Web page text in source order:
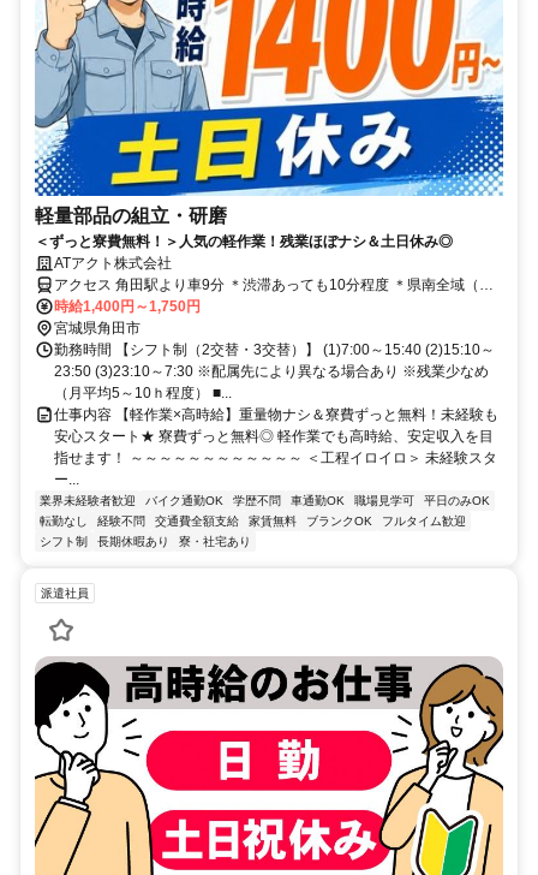
軽量部品の組立・研磨
＜ずっと寮費無料！＞人気の軽作業！残業ほぼナシ＆土日休み◎
ATアクト株式会社
アクセス 角田駅より車9分 ＊渋滞あっても10分程度 ＊県南全域（角
田・柴田郡・白石市）・福島県伊達市から通勤者在籍中
時給1,400円～1,750円
宮城県角田市
勤務時間 【シフト制（2交替・3交替）】 (1)7:00～15:40 (2)15:10～
23:50 (3)23:10～7:30 ※配属先により異なる場合あり ※残業少なめ
（月平均5～10ｈ程度） ■...
仕事内容 【軽作業×高時給】重量物ナシ＆寮費ずっと無料！未経験も
安心スタート★ 寮費ずっと無料◎ 軽作業でも高時給、安定収入を目
指せます！ ～～～～～～～～～～～～ ＜工程イロイロ＞ 未経験スタ
ー...
業界未経験者歓迎 バイク通勤OK 学歴不問 車通勤OK 職場見学可
平日のみOK
転勤なし
経験不問 交通費全額支給 家賃無料 ブランクOK
フルタイム歓迎
シフト制
長期休暇あり 寮・社宅あり
派遣社員